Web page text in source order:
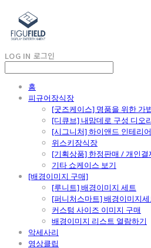
LOG IN 로그인
홈
피규어장식장
[굿즈케이스] 명품을 위한 가
[디큐브] 내맘데로 구성 디오
[시그니처] 하이앤드 인테리
위스키장식장
[기획상품] 한정판매 / 개인결
기타 쇼케이스 보기
[배경이미지 구매]
[루니트] 배경이미지 세트
[퍼니처스마트] 배경이미지
커스텀 사이즈 이미지 구매
배경이미지 리스트 열람하기
악세사리
영상클립